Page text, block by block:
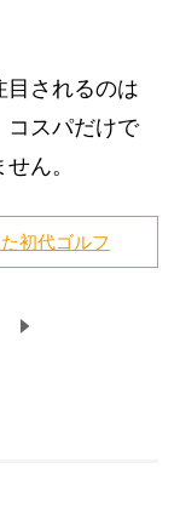
されるのは
スパだけで
ん。
初代ゴルフ